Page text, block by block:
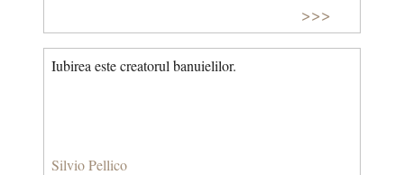
>>>
Iubirea este creatorul banuielilor.
Silvio Pellico